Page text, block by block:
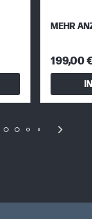
MEHR
199,00